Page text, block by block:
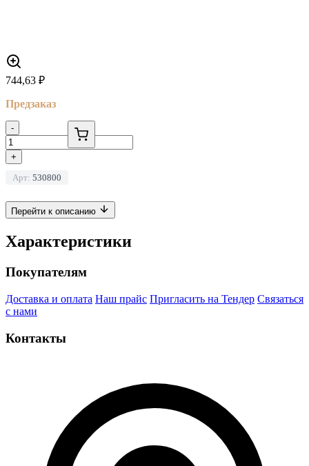
744,63 ₽
Предзаказ
-
+
Арт: 530800
Перейти к описанию
Характеристики
Покупателям
Доставка и оплата Наш прайс Пригласить на Тендер Связаться
с нами
Контакты